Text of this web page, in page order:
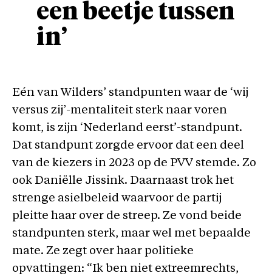
een beetje tussen
in’
Eén van Wilders’ standpunten waar de ‘wij
versus zij’-mentaliteit sterk naar voren
komt, is zijn ‘Nederland eerst’-standpunt.
Dat standpunt zorgde ervoor dat een deel
van de kiezers in 2023 op de PVV stemde. Zo
ook Daniëlle Jissink. Daarnaast trok het
strenge asielbeleid waarvoor de partij
pleitte haar over de streep. Ze vond beide
standpunten sterk, maar wel met bepaalde
mate. Ze zegt over haar politieke
opvattingen: “Ik ben niet extreemrechts,